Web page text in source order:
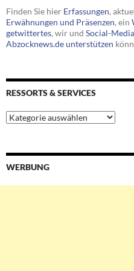
Finden Sie hier Erfassungen,
Erwähnungen und Präsenzen, ein
getwittertes, wir und Social-Media
Abzocknews.de unterstützen
RESSORTS & SERVICES
Ressorts
&
WERBUNG